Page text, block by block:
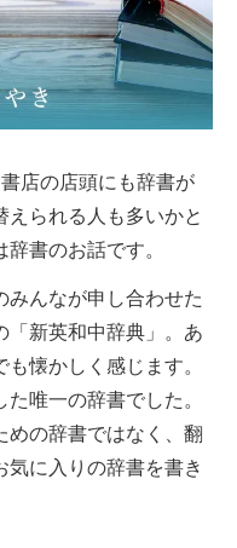
店の店頭にも辞書が
えられる人も多いかと
書のお話です。
みんなが申し合わせた
「新英和中辞典」。あ
懐かしく感じます。
唯一の辞書でした。
めの辞書ではなく、翻
に入りの辞書を書き